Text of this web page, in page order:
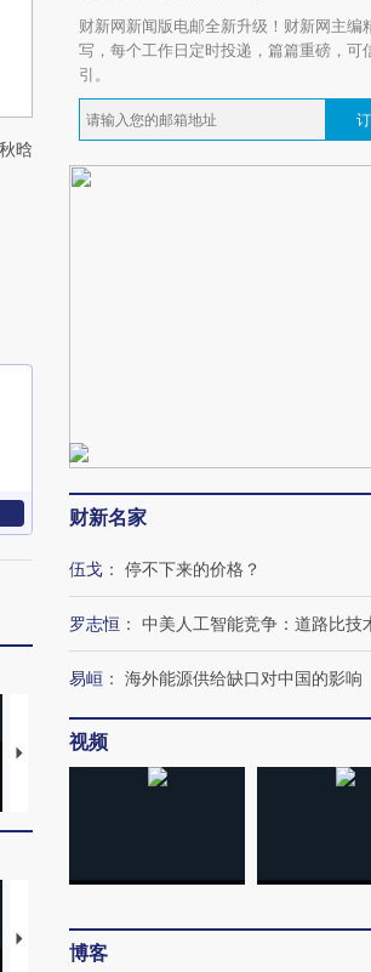
晗
马航飞行员跨国走私7万
粒摇头丸 尿检体内含3种
度Z世代 用街头抗争将教
【推广】走进第四届链博
会，让数智科技“链”接产
财新网新闻版电邮全新升级！财新网主编
写，每个工作日定时投递，篇篇重磅，可
引。
财新名家
伍戈 ： 停不下来的价格？
罗志恒 ： 中美人工智能竞争：道路比技
易峘 ： 海外能源供给缺口对中国的影响
视频
博客